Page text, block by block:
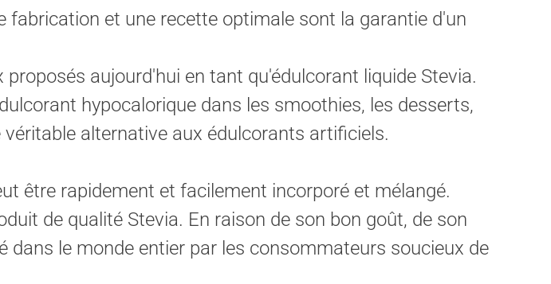
fabrication et une recette optimale sont la garantie d'un
aujourd'hui en tant qu'édulcorant liquide Stevia.
hypocalorique dans les smoothies, les desserts,
alternative aux édulcorants artificiels.
être rapidement et facilement incorporé et mélangé.
de qualité Stevia. En raison de son bon goût, de son
le monde entier par les consommateurs soucieux de